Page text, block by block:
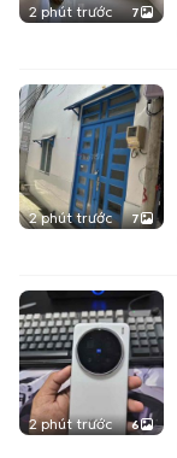
2 phút trước 7
2 phút trước 7
2 phút trước 6